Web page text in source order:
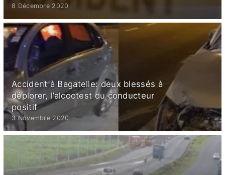
8 Décembre 2020
Accident à Bagatelle: deux blessés à
déplorer, l’alcootest du conducteur
positif
3 Novembre 2020